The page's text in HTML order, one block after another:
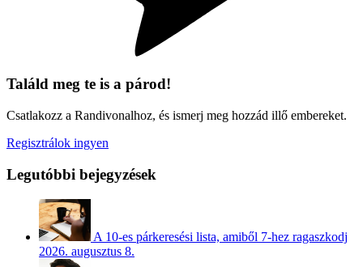
Találd meg te is a párod!
Csatlakozz a Randivonalhoz, és ismerj meg hozzád illő embereket.
Regisztrálok ingyen
Legutóbbi bejegyzések
A 10-es párkeresési lista, amiből 7-hez ragaszkodj
2026. augusztus 8.